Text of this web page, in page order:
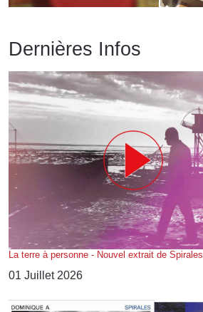
Dernières Infos
La terre à personne - Nouvel extrait de Spirales
01 Juillet 2026